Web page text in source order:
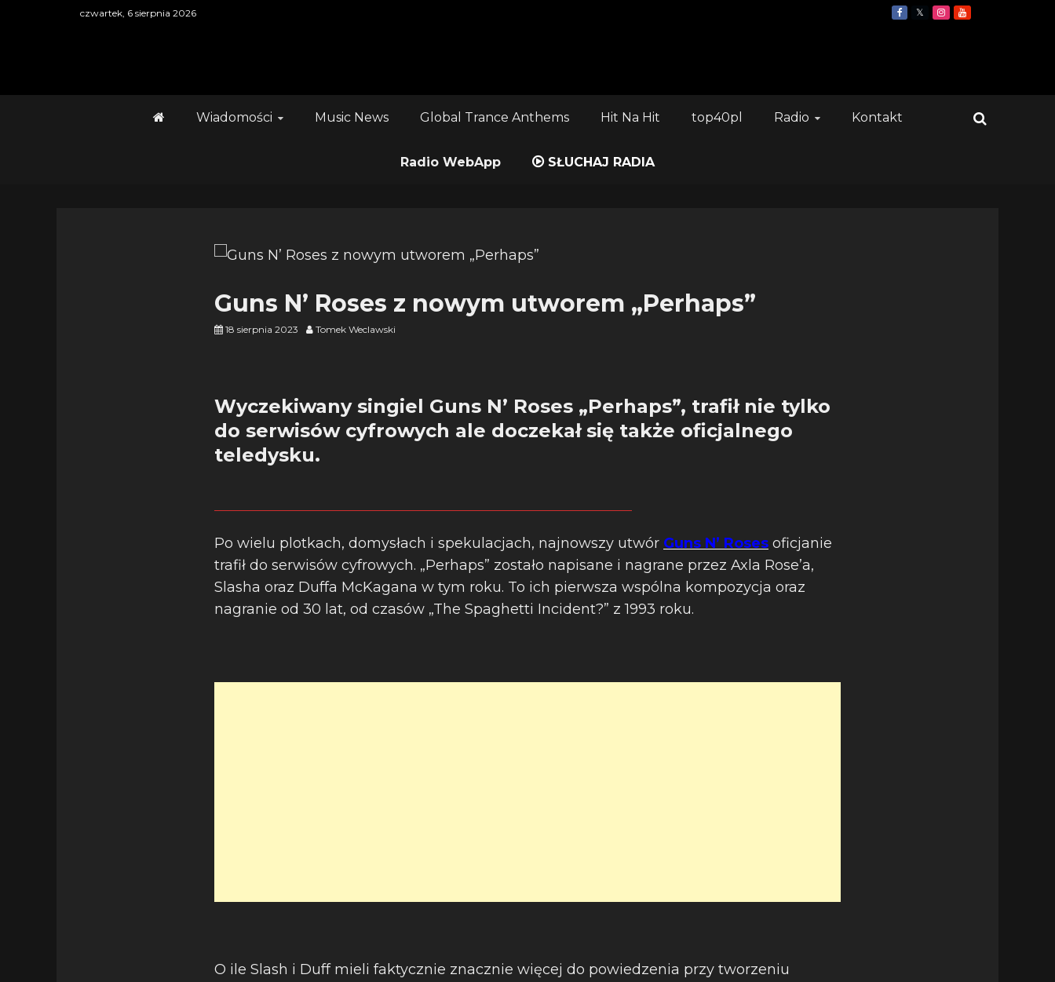
czwartek, 6 sierpnia 2026
Wiadomości Music News Global Trance Anthems Hit Na Hit top40pl Radio Kontakt
Radio WebApp SŁUCHAJ RADIA
Guns N’ Roses z nowym utworem „Perhaps”
18 sierpnia 2023 Tomek Weclawski
Wyczekiwany singiel Guns N’ Roses „Perhaps”, trafił nie tylko
do serwisów cyfrowych ale doczekał się także oficjalnego
teledysku.
Po wielu plotkach, domysłach i spekulacjach, najnowszy utwór Guns N’ Roses oficjanie
trafił do serwisów cyfrowych. „Perhaps” zostało napisane i nagrane przez Axla Rose’a,
Slasha oraz Duffa McKagana w tym roku. To ich pierwsza wspólna kompozycja oraz
nagranie od 30 lat, od czasów „The Spaghetti Incident?” z 1993 roku.
O ile Slash i Duff mieli faktycznie znacznie więcej do powiedzenia przy tworzeniu